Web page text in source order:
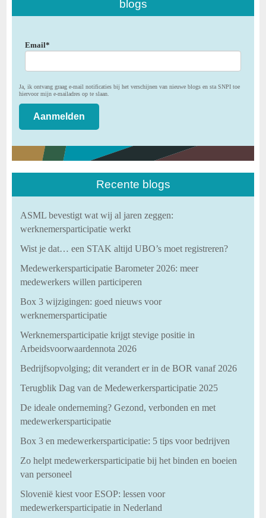
blogs
Email*
Ja, ik ontvang graag e-mail notificaties bij het verschijnen van nieuwe blogs en sta SNPI toe
hiervoor mijn e-mailadres op te slaan.
Recente blogs
ASML bevestigt wat wij al jaren zeggen:
werknemersparticipatie werkt
Wist je dat… een STAK altijd UBO’s moet registreren?
Medewerkersparticipatie Barometer 2026: meer
medewerkers willen participeren
Box 3 wijzigingen: goed nieuws voor
werknemersparticipatie
Werknemersparticipatie krijgt stevige positie in
Arbeidsvoorwaardennota 2026
Bedrijfsopvolging; dit verandert er in de BOR vanaf 2026
Terugblik Dag van de Medewerkersparticipatie 2025
De ideale onderneming? Gezond, verbonden en met
medewerkersparticipatie
Box 3 en medewerkersparticipatie: 5 tips voor bedrijven
Zo helpt medewerkersparticipatie bij het binden en boeien
van personeel
Slovenië kiest voor ESOP: lessen voor
medewerkersparticipatie in Nederland